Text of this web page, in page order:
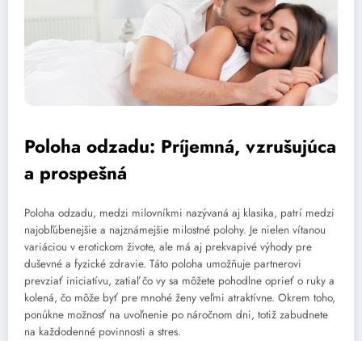
Poloha odzadu: Príjemná, vzrušujúca
a prospešná
Poloha odzadu, medzi milovníkmi nazývaná aj klasika, patrí medzi
najobľúbenejšie a najznámejšie milostné polohy. Je nielen vítanou
variáciou v erotickom živote, ale má aj prekvapivé výhody pre
duševné a fyzické zdravie. Táto poloha umožňuje partnerovi
prevziať iniciatívu, zatiaľ čo vy sa môžete pohodlne oprieť o ruky a
kolená, čo môže byť pre mnohé ženy veľmi atraktívne. Okrem toho,
ponúkne možnosť na uvoľnenie po náročnom dni, totiž zabudnete
na každodenné povinnosti a stres.